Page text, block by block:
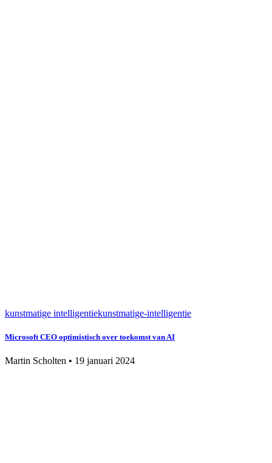
kunstmatige intelligentiekunstmatige-intelligentie
Microsoft CEO optimistisch over toekomst van AI
Martin Scholten • 19 januari 2024